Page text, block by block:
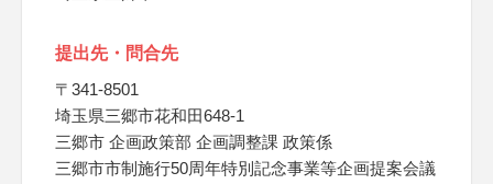
提出先・問合先
〒341-8501
埼玉県三郷市花和田648-1
三郷市 企画政策部 企画調整課 政策係
三郷市市制施行50周年特別記念事業等企画提案会議